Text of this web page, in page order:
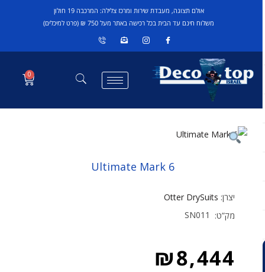
אולם תצוגה, מעבדת שירות ומרכז צלילה: המרכבה 19 חולון
משלוח חינם עד הבית בכל רכישה באתר מעל 750 ₪ (פרט למיכלים)
0
Ultimate Mark 6
יצרן: Otter DrySuits
מק”ט:
SN011
₪8,444